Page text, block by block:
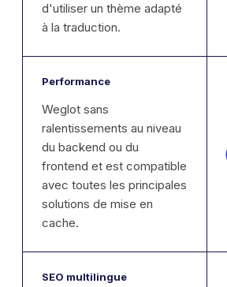
d'utiliser un thème adapté
à la traduction.
Performance
Weglot sans
ralentissements au niveau
du backend ou du
frontend et est compatible
avec toutes les principales
solutions de mise en
cache.
SEO multilingue